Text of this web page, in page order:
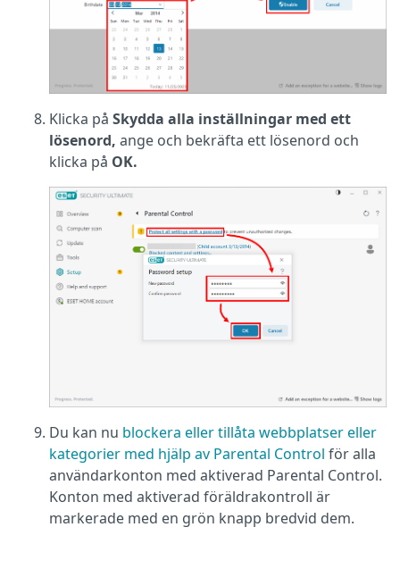
Klicka på Skydda alla inställningar med ett
lösenord, ange och bekräfta ett lösenord och
klicka på OK.
Du kan nu blockera eller tillåta webbplatser eller
kategorier med hjälp av Parental Control för alla
användarkonton med aktiverad Parental Control.
Konton med aktiverad föräldrakontroll är
markerade med en grön knapp bredvid dem.